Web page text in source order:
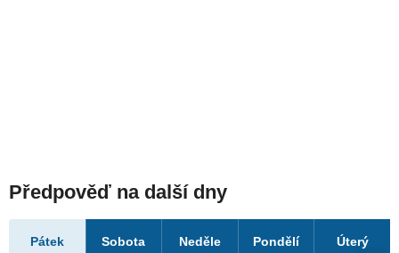
Předpověď na další dny
Pátek Sobota Neděle Pondělí Úterý